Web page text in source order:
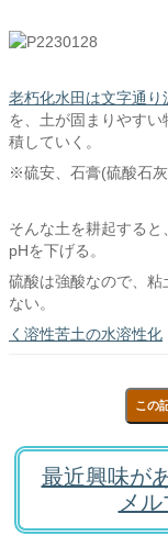
老朽化水田は文字通り
を、土が固まりやす
積していく。
※硫安、石膏(硫酸石
そんな土を耕起する
pHを下げる。
硫酸は強酸なので、
ない。
く溶性苦土の水溶性化
この
最近興味が
メ